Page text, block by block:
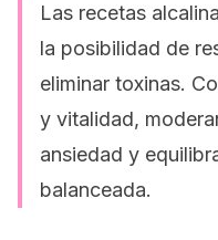
Las recetas
la posibilidad de
eliminar toxinas.
y vitalidad,
ansiedad y
balanceada.